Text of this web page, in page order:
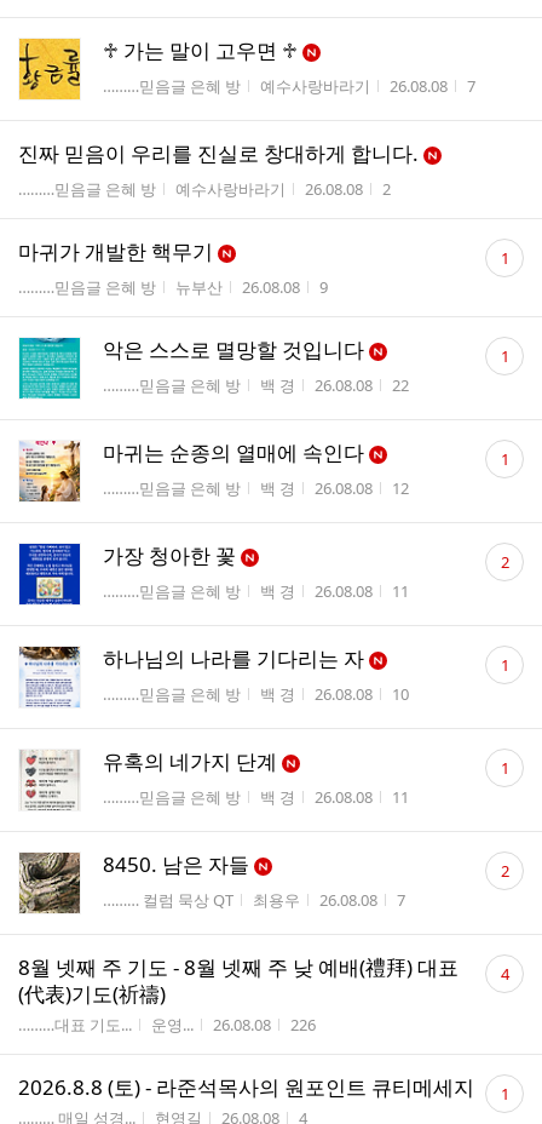
♱ 가는 말이 고우면 ♱
게시판명
………믿음글 은혜 방 작성자
예수사랑바라기 작성시간
26.08.08 조회수
7
진짜 믿음이 우리를 진실로 창대하게 합니다.
게시판명
………믿음글 은혜 방 작성자
예수사랑바라기 작성시간
26.08.08 조회수
2
마귀가 개발한 핵무기
게시판명
………믿음글 은혜 방 작성자
뉴부산 작성시간
26.08.08 조회수
9
댓
글 1
악은 스스로 멸망할 것입니다
게시판명
………믿음글 은혜 방 작성자
백 경 작성시간
26.08.08 조회수
22
댓
글 1
마귀는 순종의 열매에 속인다
게시판명
………믿음글 은혜 방 작성자
백 경 작성시간
26.08.08 조회수
12
댓
글 1
가장 청아한 꽃
게시판명
………믿음글 은혜 방 작성자
백 경 작성시간
26.08.08 조회수
11
댓
글 2
하나님의 나라를 기다리는 자
게시판명
………믿음글 은혜 방 작성자
백 경 작성시간
26.08.08 조회수
10
댓
글 1
유혹의 네가지 단계
게시판명
………믿음글 은혜 방 작성자
백 경 작성시간
26.08.08 조회수
11
댓
글 1
8450. 남은 자들
게시판명
……… 컬럼 묵상 QT 작성자
최용우 작성시간
26.08.08 조회수
7
댓
글 2
8월 넷째 주 기도 - 8월 넷째 주 낮 예배(禮拜) 대표
(代表)기도(祈禱)
게시판명
………대표 기도... 작성자
운영... 작성시간
26.08.08 조회수
226
댓
글 4
2026.8.8 (토) - 라준석목사의 원포인트 큐티메세지
게시판명
……… 매일 성경... 작성자
현영길 작성시간
26.08.08 조회수
4
댓
글 1